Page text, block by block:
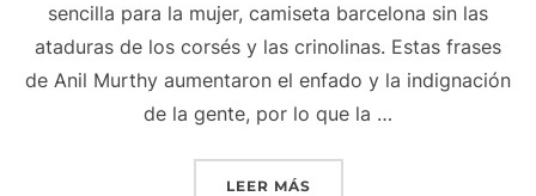
sencilla para la mujer, camiseta barcelona sin las
ataduras de los corsés y las crinolinas. Estas frases
de Anil Murthy aumentaron el enfado y la indignación
de la gente, por lo que la …
LEER MÁS«CAMISETA DE MEXICO